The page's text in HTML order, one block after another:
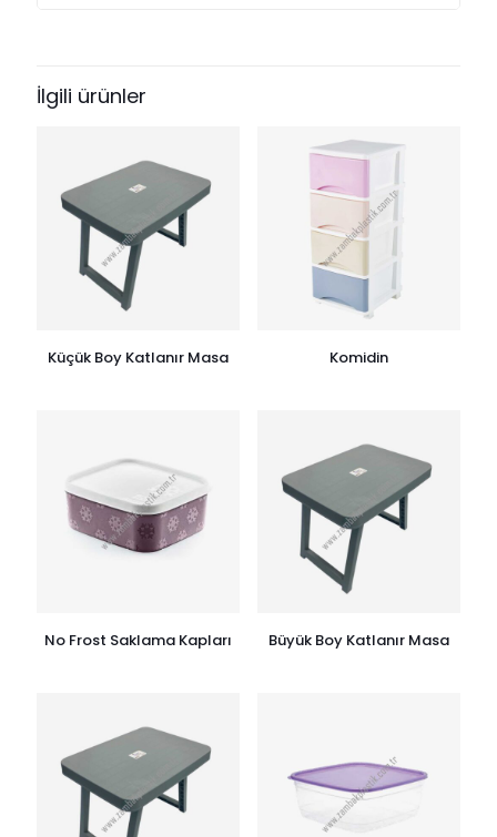
İlgili ürünler
Küçük Boy Katlanır Masa Komidin
No Frost Saklama Kapları Büyük Boy Katlanır Masa